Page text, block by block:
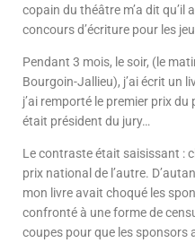
copain du théâtre m’a dit qu’il
concours d’écriture pour les
Pendant 3 mois, le soir, (le
Bourgoin-Jallieu), j’ai écrit un
j’ai remporté le premier prix
était président du jury…
Le contraste était saisissant :
prix national de l’autre.
mon livre avait choqué les
confronté à une forme de
coupes pour que les sponsors